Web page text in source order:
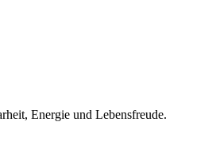
Energie und Lebensfreude.